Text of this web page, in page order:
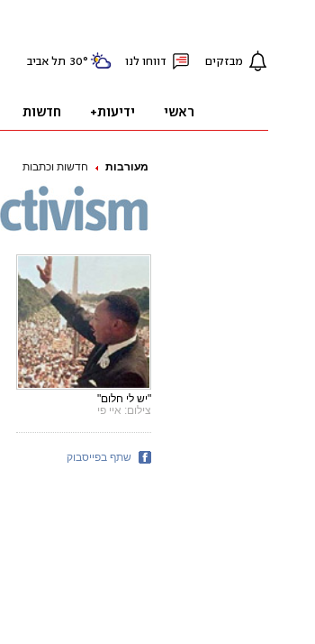
מעורבות חדשות וכתבות
"יש לי חלום"
צילום: איי פי
שתף בפייסבוק